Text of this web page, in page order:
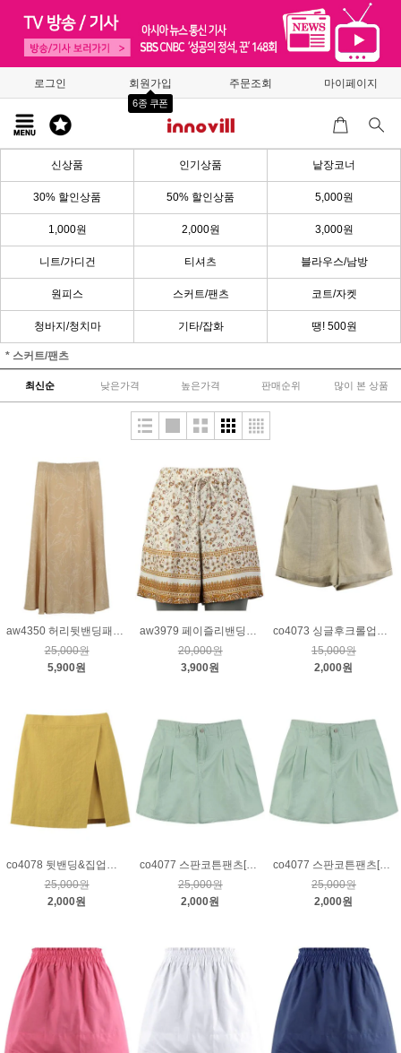
로그인 회원가입
6종 쿠폰
주문조회 마이페이지
신상품 인기상품 낱장코너
30% 할인상품 50% 할인상품 5,000원
1,000원 2,000원 3,000원
니트/가디건 티셔츠 블라우스/남방
원피스 스커트/팬츠 코트/자켓
청바지/청치마 기타/잡화 땡! 500원
* 스커트/팬츠
최신순 낮은가격 높은가격 판매순위 많이 본 상품
aw4350 허리뒷밴딩패턴스커트_베이지
25,000원
5,900원
aw3979 페이즐리밴딩팬츠_카멜
20,000원
3,900원
co4073 싱글후크롤업팬츠_베이지S
15,000원
2,000원
25,000원
2,000원
co4077 스판코튼팬츠[833]_민트M
25,000원
2,000원
co4077 스판코튼팬츠[833]_민트S
25,000원
2,000원